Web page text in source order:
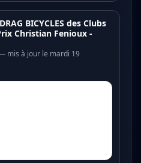
BICYCLES des Clubs
Christian Fenioux -
mis à jour le mardi 19